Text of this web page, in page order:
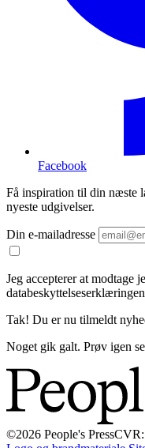
Facebook
Få inspiration til din næste
nyeste udgivelser.
Din e-mailadresse
Jeg accepterer at modtage
Tak! Du er nu tilmeldt
Noget gik galt. Prøv igen
©2026 People's PressCVR: